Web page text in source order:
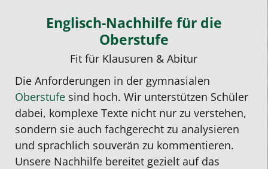
Englisch-Nachhilfe für die
Oberstufe
Fit für Klausuren & Abitur
Die Anforderungen in der gymnasialen
Oberstufe sind hoch. Wir unterstützen Schüler
dabei, komplexe Texte nicht nur zu verstehen,
sondern sie auch fachgerecht zu analysieren
und sprachlich souverän zu kommentieren.
Unsere Nachhilfe bereitet gezielt auf das